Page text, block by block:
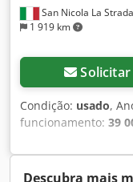
San Nicola La Strada
1 919 km
Solicitar
Condição: usado,
funcionamento: 39
perfeitamente
concessionários
máx.: 10 bar Vazão:
Descubra mais